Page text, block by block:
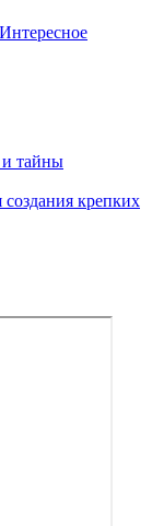
Интересное
и тайны
крепких